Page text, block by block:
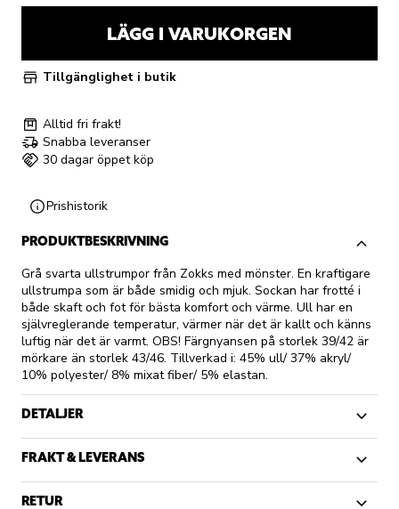
LÄGG I VARUKORGEN
Tillgänglighet i butik
Alltid fri frakt!
Snabba leveranser
30 dagar öppet köp
Prishistorik
PRODUKTBESKRIVNING
Grå svarta ullstrumpor från Zokks med mönster. En kraftigare
ullstrumpa som är både smidig och mjuk. Sockan har frotté i
både skaft och fot för bästa komfort och värme. Ull har en
självreglerande temperatur, värmer när det är kallt och känns
luftig när det är varmt. OBS! Färgnyansen på storlek 39/42 är
mörkare än storlek 43/46. Tillverkad i: 45% ull/ 37% akryl/
10% polyester/ 8% mixat fiber/ 5% elastan.
DETALJER
FRAKT & LEVERANS
RETUR